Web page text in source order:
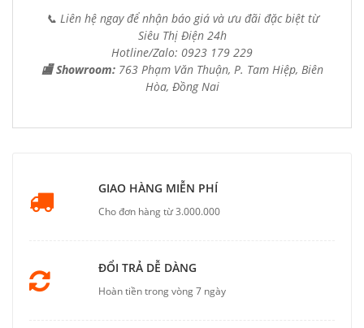
📞 Liên hệ ngay để nhận báo giá và ưu đãi đặc biệt từ
Siêu Thị Điện 24h
Hotline/Zalo: 0923 179 229
🏬 Showroom: 763 Phạm Văn Thuận, P. Tam Hiệp, Biên
Hòa, Đồng Nai
GIAO HÀNG MIỄN PHÍ
Cho đơn hàng từ 3.000.000
ĐỔI TRẢ DỄ DÀNG
Hoàn tiền trong vòng 7 ngày